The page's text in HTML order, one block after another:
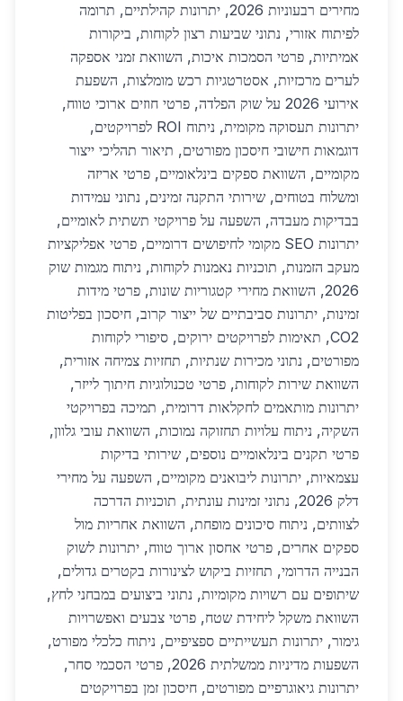
מחירים רבעוניות 2026, יתרונות קהילתיים, תרומה
לפיתוח אזורי, נתוני שביעות רצון לקוחות, ביקורות
אמיתיות, פרטי הסמכות איכות, השוואת זמני אספקה
לערים מרכזיות, אסטרטגיות רכש מומלצות, השפעת
אירועי 2026 על שוק הפלדה, פרטי חוזים ארוכי טווח,
יתרונות תעסוקה מקומית, ניתוח ROI לפרויקטים,
דוגמאות חישובי חיסכון מפורטים, תיאור תהליכי ייצור
מקומיים, השוואת ספקים בינלאומיים, פרטי אריזה
ומשלוח בטוחים, שירותי התקנה זמינים, נתוני עמידות
בבדיקות מעבדה, השפעה על פרויקטי תשתית לאומיים,
יתרונות SEO מקומי לחיפושים דרומיים, פרטי אפליקציות
מעקב הזמנות, תוכניות נאמנות לקוחות, ניתוח מגמות שוק
2026, השוואת מחירי קטגוריות שונות, פרטי מידות
זמינות, יתרונות סביבתיים של ייצור קרוב, חיסכון בפליטות
CO2, תאימות לפרויקטים ירוקים, סיפורי לקוחות
מפורטים, נתוני מכירות שנתיות, תחזיות צמיחה אזורית,
השוואת שירות לקוחות, פרטי טכנולוגיות חיתוך לייזר,
יתרונות מותאמים לחקלאות דרומית, תמיכה בפרויקטי
השקיה, ניתוח עלויות תחזוקה נמוכות, השוואת עובי גלוון,
פרטי תקנים בינלאומיים נוספים, שירותי בדיקות
עצמאיות, יתרונות ליבואנים מקומיים, השפעה על מחירי
דלק 2026, נתוני זמינות עונתית, תוכניות הדרכה
לצוותים, ניתוח סיכונים מופחת, השוואת אחריות מול
ספקים אחרים, פרטי אחסון ארוך טווח, יתרונות לשוק
הבנייה הדרומי, תחזיות ביקוש לצינורות בקטרים גדולים,
שיתופים עם רשויות מקומיות, נתוני ביצועים במבחני לחץ,
השוואת משקל ליחידת שטח, פרטי צבעים ואפשרויות
גימור, יתרונות תעשייתיים ספציפיים, ניתוח כלכלי מפורט,
השפעות מדיניות ממשלתית 2026, פרטי הסכמי סחר,
יתרונות גיאוגרפיים מפורטים, חיסכון זמן בפרויקטים